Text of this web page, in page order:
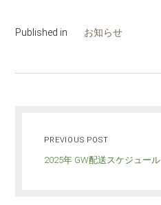
Published in お知らせ
PREVIOUS POST
2025年 GW配送スケジュール